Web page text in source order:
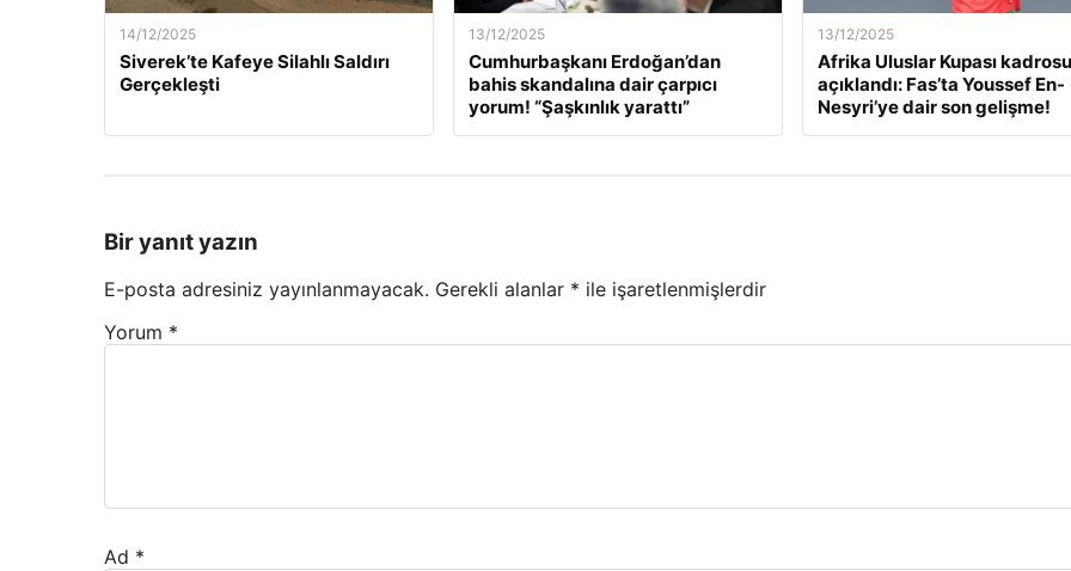
14/12/2025
Siverek’te Kafeye Silahlı Saldırı
Gerçekleşti
13/12/2025
Cumhurbaşkanı Erdoğan’dan
bahis skandalına dair çarpıcı
yorum! “Şaşkınlık yarattı”
13/12/2025
Afrika Uluslar Kupası kadrosu
açıklandı: Fas’ta Youssef En-
Nesyri’ye dair son gelişme!
Bir yanıt yazın
E-posta adresiniz yayınlanmayacak. Gerekli alanlar * ile işaretlenmişlerdir
Yorum *
Ad *